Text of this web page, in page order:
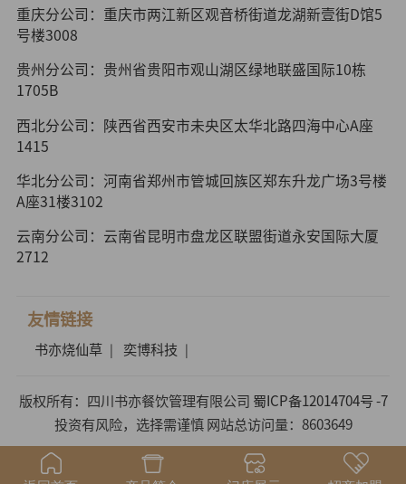
重庆分公司：重庆市两江新区观音桥街道龙湖新壹街D馆5
号楼3008
贵州分公司：贵州省贵阳市观山湖区绿地联盛国际10栋
1705B
西北分公司：陕西省西安市未央区太华北路四海中心A座
1415
华北分公司：河南省郑州市管城回族区郑东升龙广场3号楼
A座31楼3102
云南分公司：云南省昆明市盘龙区联盟街道永安国际大厦
2712
友情链接
书亦烧仙草 奕博科技
版权所有：四川书亦餐饮管理有限公司 蜀ICP备12014704号 -7
投资有风险，选择需谨慎 网站总访问量：8603649